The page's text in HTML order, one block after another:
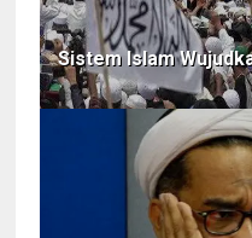
Sistem Islam